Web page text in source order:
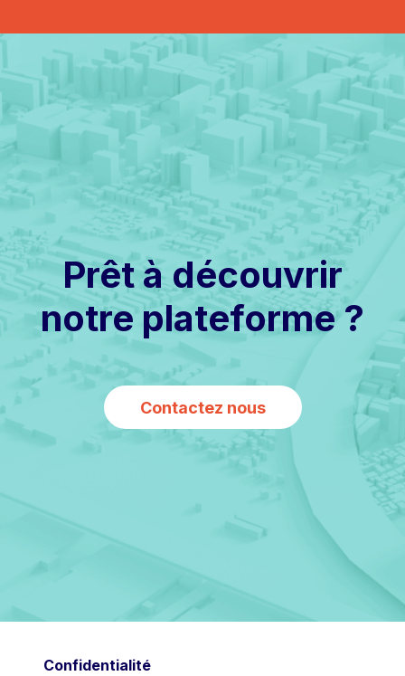
Prêt à découvrir
notre plateforme ?
Contactez nous
Confidentialité